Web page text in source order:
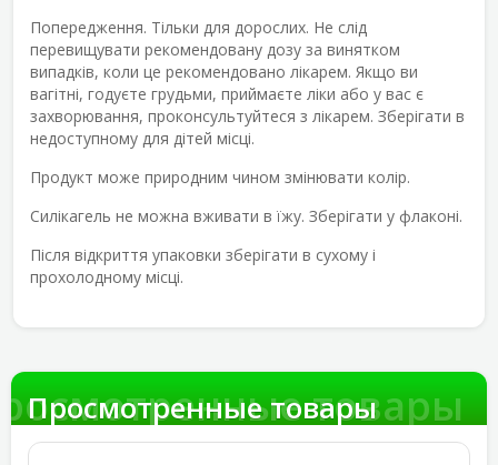
Попередження. Тільки для дорослих. Не слід
перевищувати рекомендовану дозу за винятком
випадків, коли це рекомендовано лікарем. Якщо ви
вагітні, годуєте грудьми, приймаєте ліки або у вас є
захворювання, проконсультуйтеся з лікарем. Зберігати в
недоступному для дітей місці.
Продукт може природним чином змінювати колір.
Силікагель не можна вживати в їжу. Зберігати у флаконі.
Після відкриття упаковки зберігати в сухому і
прохолодному місці.
товары
Просмотренные товары